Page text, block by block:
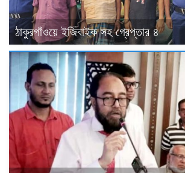
ঠাকুরগাঁওয়ে ইজিবাইক সহ গ্রেপ্তার ৪